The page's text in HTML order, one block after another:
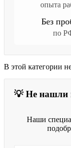
опыта
Без
по
В этой категории
💡 Не нашли
Наши